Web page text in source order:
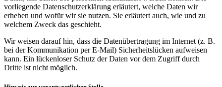
vorliegende Datenschutzerklärung erläutert, welche Daten wir
erheben und wofür wir sie nutzen. Sie erläutert auch, wie und zu
welchem Zweck das geschieht.
Wir weisen darauf hin, dass die Datenübertragung im Internet (z. B.
bei der Kommunikation per E-Mail) Sicherheitslücken aufweisen
kann. Ein lückenloser Schutz der Daten vor dem Zugriff durch
Dritte ist nicht möglich.